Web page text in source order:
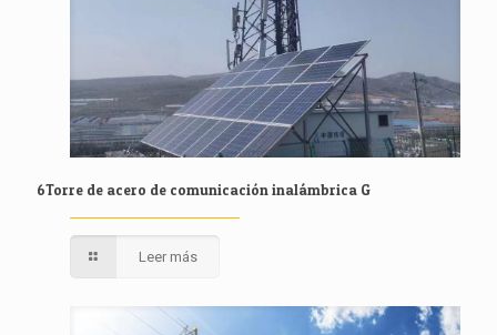
6Torre de acero de comunicación inalámbrica G
Leer más